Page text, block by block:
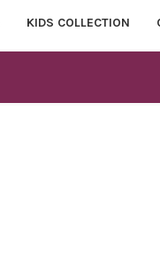
KIDS COLLECTION